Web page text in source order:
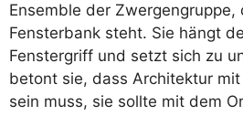
Ensemble der Zwergengruppe,
Fensterbank steht. Sie hängt
Fenstergriff und setzt sich zu
betont sie, dass Architektur
sein muss, sie sollte mit dem